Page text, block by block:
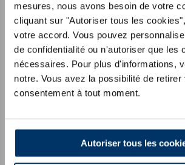
mesures, nous avons besoin de votre
cliquant sur "Autoriser tous les
votre accord. Vous pouvez
de confidentialité ou n'autoriser que les
nécessaires. Pour plus d'informations,
notre. Vous avez la possibilité de retirer
consentement à tout moment.
Autoriser tous les
Fabriqué en Allemagne
VERS LE PRODUIT